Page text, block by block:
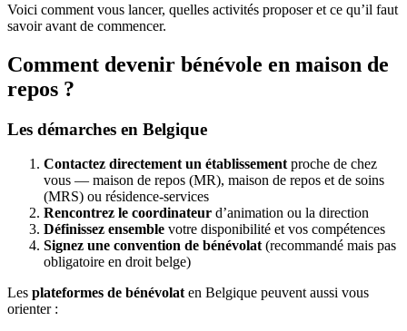
Voici comment vous lancer, quelles activités proposer et ce qu’il faut
savoir avant de commencer.
Comment devenir bénévole en maison de
repos ?
Les démarches en Belgique
Contactez directement un établissement proche de chez
vous — maison de repos (MR), maison de repos et de soins
(MRS) ou résidence-services
Rencontrez le coordinateur d’animation ou la direction
Définissez ensemble votre disponibilité et vos compétences
Signez une convention de bénévolat (recommandé mais pas
obligatoire en droit belge)
Les plateformes de bénévolat en Belgique peuvent aussi vous
orienter :